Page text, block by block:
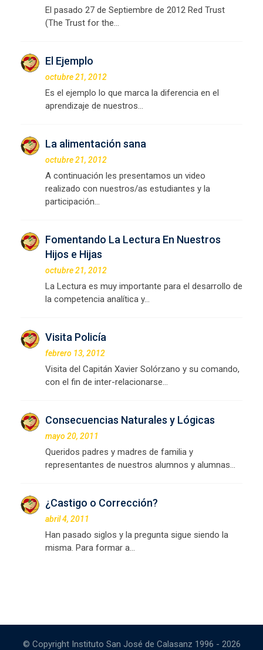
El pasado 27 de Septiembre de 2012 Red Trust
(The Trust for the…
El Ejemplo
octubre 21, 2012
Es el ejemplo lo que marca la diferencia en el
aprendizaje de nuestros…
La alimentación sana
octubre 21, 2012
A continuación les presentamos un video
realizado con nuestros/as estudiantes y la
participación…
Fomentando La Lectura En Nuestros
Hijos e Hijas
octubre 21, 2012
La Lectura es muy importante para el desarrollo de
la competencia analítica y…
Visita Policía
febrero 13, 2012
Visita del Capitán Xavier Solórzano y su comando,
con el fin de inter-relacionarse…
Consecuencias Naturales y Lógicas
mayo 20, 2011
Queridos padres y madres de familia y
representantes de nuestros alumnos y alumnas…
¿Castigo o Corrección?
abril 4, 2011
Han pasado siglos y la pregunta sigue siendo la
misma. Para formar a…
© Copyright Instituto San José de Calasanz 1996 - 2026